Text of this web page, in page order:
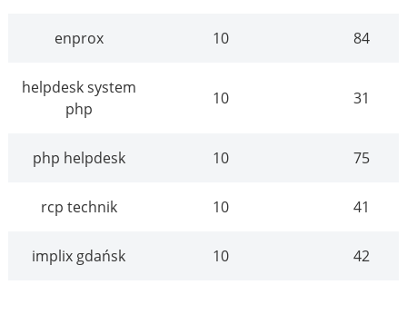
enprox 10 84
helpdesk system
php
10 31
php helpdesk 10 75
rcp technik 10 41
implix gdańsk 10 42